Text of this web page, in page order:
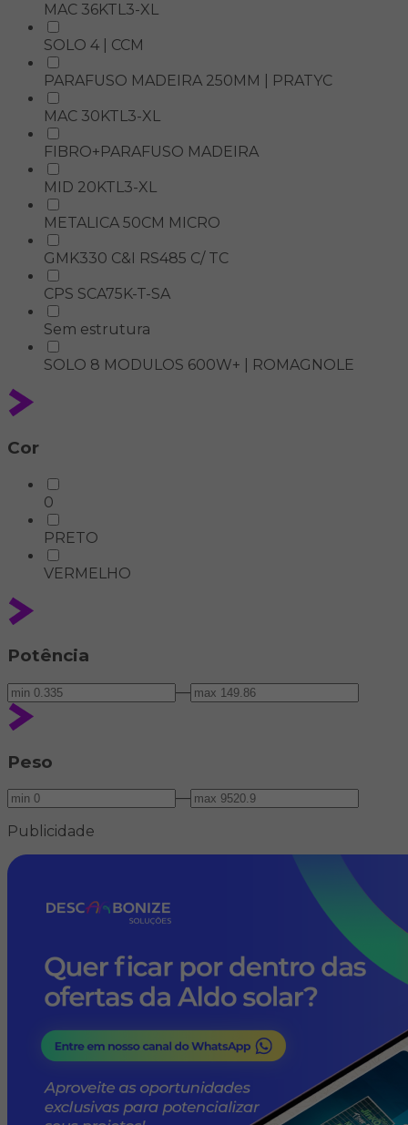
MAC 36KTL3-XL
SOLO 4 | CCM
PARAFUSO MADEIRA 250MM | PRATYC
MAC 30KTL3-XL
FIBRO+PARAFUSO MADEIRA
MID 20KTL3-XL
METALICA 50CM MICRO
GMK330 C&I RS485 C/ TC
CPS SCA75K-T-SA
Sem estrutura
SOLO 8 MODULOS 600W+ | ROMAGNOLE
Cor
0
PRETO
VERMELHO
Potência
—
Peso
—
Publicidade